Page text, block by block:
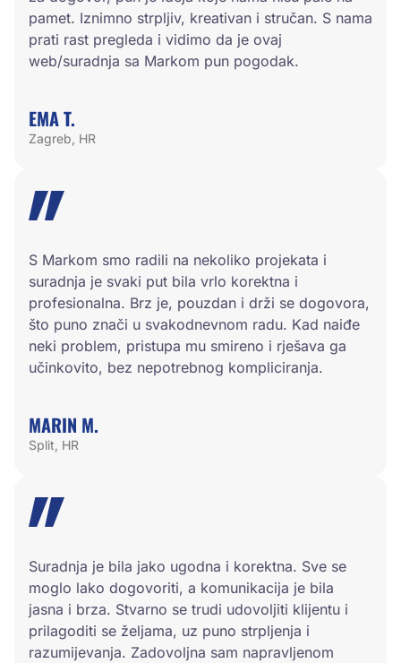
pamet. Iznimno strpljiv, kreativan i stručan. S nama
prati rast pregleda i vidimo da je ovaj
web/suradnja sa Markom pun pogodak.
EMA T.
Zagreb, HR
S Markom smo radili na nekoliko projekata i
suradnja je svaki put bila vrlo korektna i
profesionalna. Brz je, pouzdan i drži se dogovora,
što puno znači u svakodnevnom radu. Kad naiđe
neki problem, pristupa mu smireno i rješava ga
učinkovito, bez nepotrebnog kompliciranja.
MARIN M.
Split, HR
Suradnja je bila jako ugodna i korektna. Sve se
moglo lako dogovoriti, a komunikacija je bila
jasna i brza. Stvarno se trudi udovoljiti klijentu i
prilagoditi se željama, uz puno strpljenja i
razumijevanja. Zadovoljna sam napravljenom